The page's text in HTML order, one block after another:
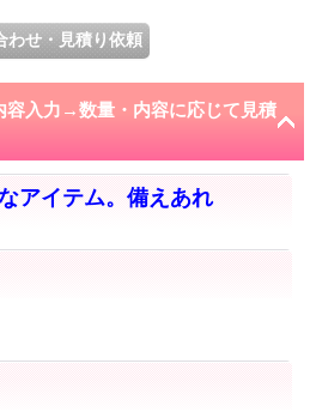
容入力→数量・内容に応じて見積
アイテム。備えあれ